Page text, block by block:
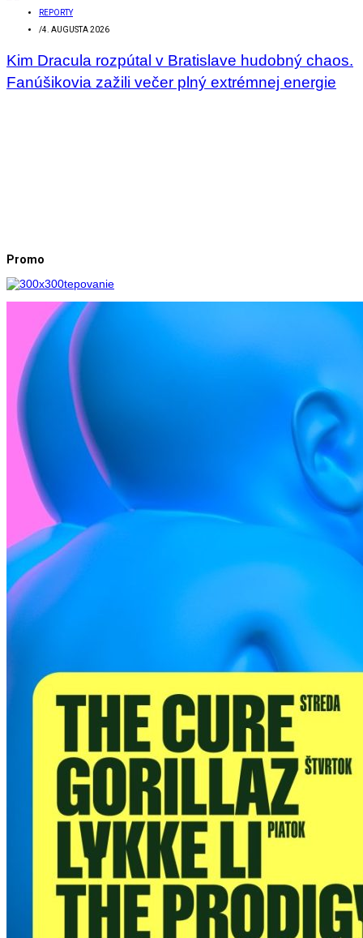
REPORTY
/4. AUGUSTA 2026
Kim Dracula rozpútal v Bratislave hudobný chaos.
Fanúšikovia zažili večer plný extrémnej energie
Promo